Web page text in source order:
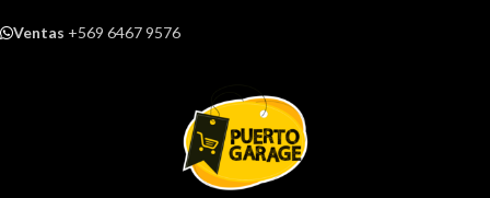
Ventas +569 6467 9576